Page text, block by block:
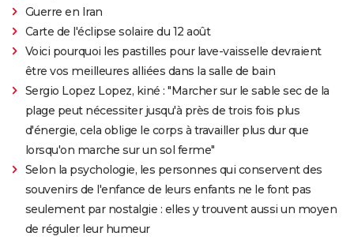
Guerre en Iran
Carte de l'éclipse solaire du 12 août
Voici pourquoi les pastilles pour lave-vaisselle devraient
être vos meilleures alliées dans la salle de bain
Sergio Lopez Lopez, kiné : "Marcher sur le sable sec de la
plage peut nécessiter jusqu'à près de trois fois plus
d'énergie, cela oblige le corps à travailler plus dur que
lorsqu'on marche sur un sol ferme"
Selon la psychologie, les personnes qui conservent des
souvenirs de l'enfance de leurs enfants ne le font pas
seulement par nostalgie : elles y trouvent aussi un moyen
de réguler leur humeur